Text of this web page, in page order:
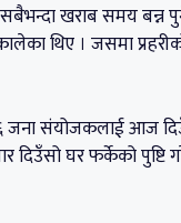
खराब समय बन्न
थिए । जसमा
संयोजकलाई आज
दिउँसो घर फर्केको पुष्टि